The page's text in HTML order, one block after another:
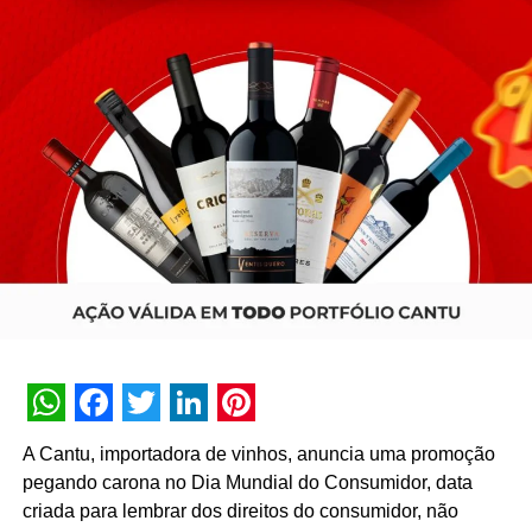
WhatsApp
Facebook
Twitter
LinkedIn
Pinterest
A Cantu, importadora de vinhos, anuncia uma promoção
pegando carona no Dia Mundial do Consumidor, data
criada para lembrar dos direitos do consumidor, não